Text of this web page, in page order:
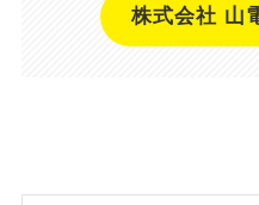
株式会社 山